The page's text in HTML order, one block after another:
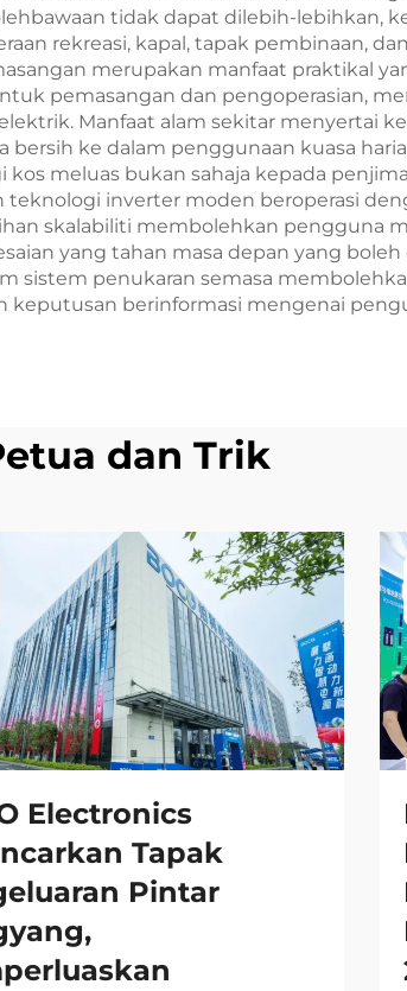
tidak dapat dilebih-lebihkan,
rekreasi, kapal, tapak pembinaan,
merupakan manfaat praktikal
pemasangan dan pengoperasian,
Manfaat alam sekitar menyertai
ke dalam penggunaan kuasa
meluas bukan sahaja kepada
inverter moden beroperasi
skalabiliti membolehkan pengguna
yang tahan masa depan yang
sistem penukaran semasa
berinformasi mengenai
dan Trik
Electronics
Tapak
Pintar